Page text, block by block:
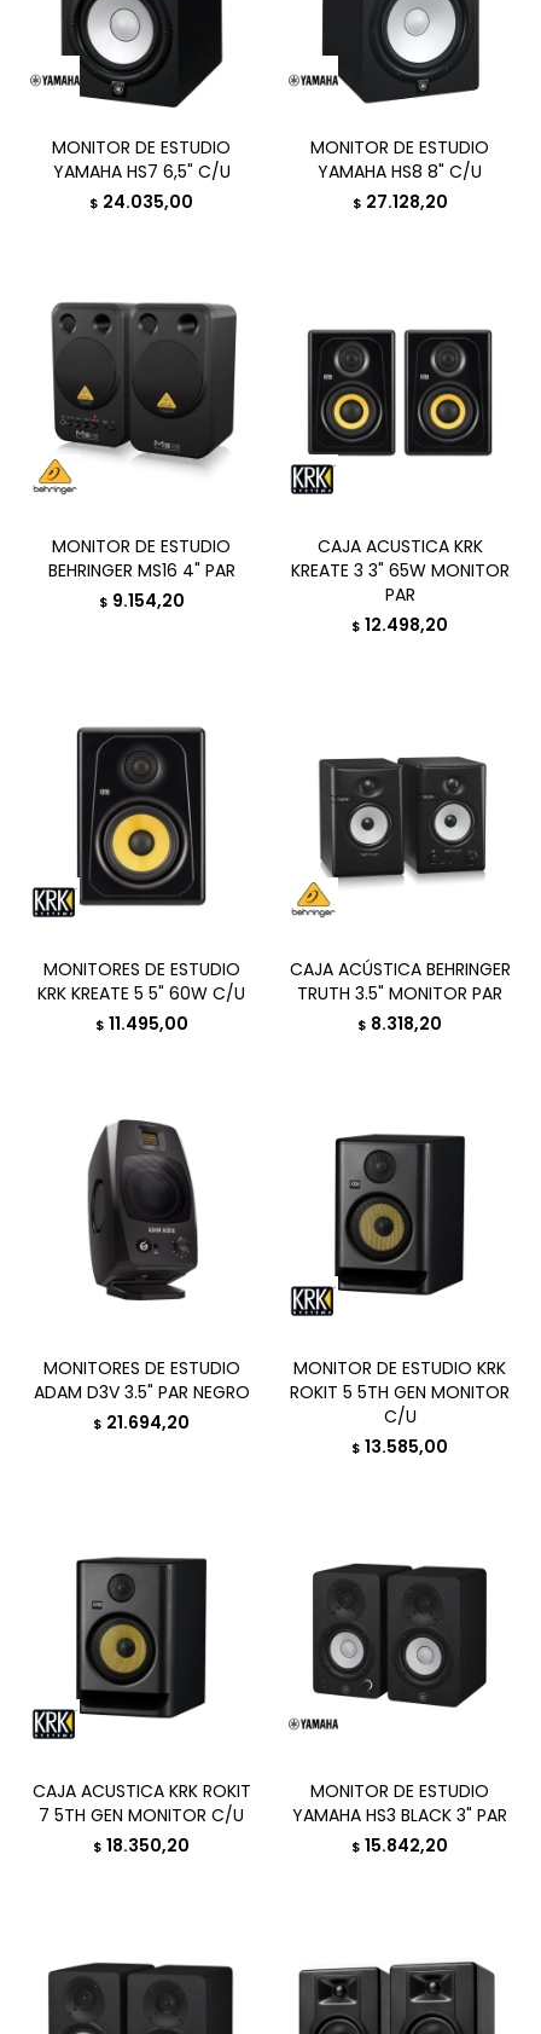
MONITOR DE ESTUDIO
YAMAHA HS7 6,5" C/U
$ 24.035,00
MONITOR DE ESTUDIO
YAMAHA HS8 8" C/U
$ 27.128,20
MONITOR DE ESTUDIO
BEHRINGER MS16 4" PAR
$ 9.154,20
CAJA ACUSTICA KRK
KREATE 3 3" 65W MONITOR
PAR
$ 12.498,20
MONITORES DE ESTUDIO
KRK KREATE 5 5" 60W C/U
$ 11.495,00
CAJA ACÚSTICA BEHRINGER
TRUTH 3.5" MONITOR PAR
$ 8.318,20
MONITORES DE ESTUDIO
ADAM D3V 3.5" PAR NEGRO
$ 21.694,20
MONITOR DE ESTUDIO KRK
ROKIT 5 5TH GEN MONITOR
C/U
$ 13.585,00
CAJA ACUSTICA KRK ROKIT
7 5TH GEN MONITOR C/U
$ 18.350,20
MONITOR DE ESTUDIO
YAMAHA HS3 BLACK 3" PAR
$ 15.842,20